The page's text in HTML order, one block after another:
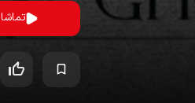
تماشا